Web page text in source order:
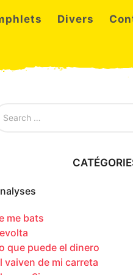
Divers
me bats
que puede el dinero
vaiven de mi carreta